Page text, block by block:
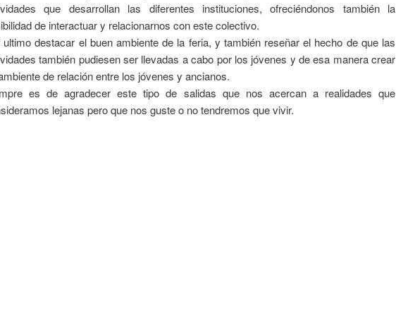
que desarrollan las diferentes instituciones, ofreciéndonos también la
de interactuar y relacionarnos con este colectivo.
ultimo destacar el buen ambiente de la feria, y también reseñar el hecho de que las
también pudiesen ser llevadas a cabo por los jóvenes y de esa manera crear
de relación entre los jóvenes y ancianos.
es de agradecer este tipo de salidas que nos acercan a realidades que
lejanas pero que nos guste o no tendremos que vivir.